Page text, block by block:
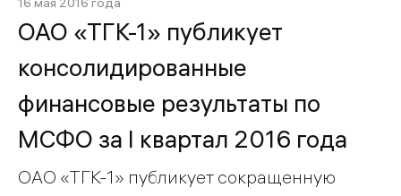
ОАО «ТГК-1» публикует
консолидированные
финансовые результаты по
МСФО за I квартал 2016 года
ОАО «ТГК-1» публикует сокращенную